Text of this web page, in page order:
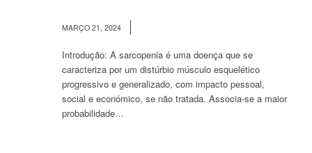
MARÇO 21, 2024
Introdução: A sarcopenia é uma doença que se
caracteriza por um distúrbio músculo esquelético
progressivo e generalizado, com impacto pessoal,
social e económico, se não tratada. Associa-se a maior
probabilidade…